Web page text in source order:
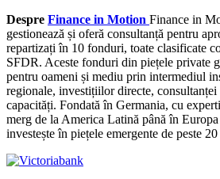
Despre Finance in Motion Finance in
gestionează și oferă consultanță pentru
repartizați în 10 fonduri, toate clasificate
SFDR. Aceste fonduri din piețele private
pentru oameni și mediu prin intermediul
regionale, investițiilor directe,
capacități. Fondată în Germania, cu
merg de la America Latină până în
investește în piețele emergente de peste